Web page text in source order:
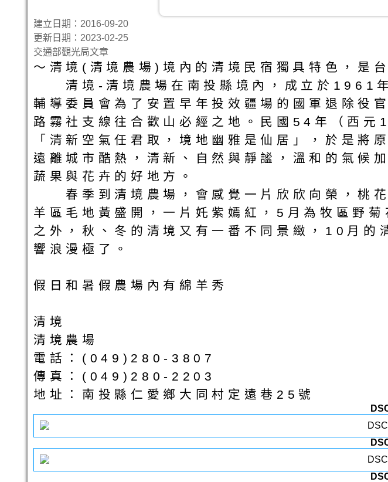
建立日期：2016-09-20
更新日期：2023-02-25
交通部觀光局文章
～清境(清境農場)境內的清境民宿獨具特色，
清境-清境農場在南投縣境內，成立於1961
輔導委員會為了安置早年投效疆場的國軍退除役
路霧社支線往合歡山必經之地。民國54年（西
「清新空氣任君取，境地幽雅是仙居」，於是將
遠離城市酷熱，清新、自然與靜謐，溫和的氣候
蔬果與花卉的好地方。
春季到清境農場，會感覺一片欣欣向榮，桃花
羊區毛地黃盛開，一片奼紫嫣紅，5月為牧區野
之外，秋、冬的清境又有一番不同景緻，10月的
響浪漫極了。
假日和暑假農場內有綿羊秀
清境
清境農場
電話：(049)280-3807
傳真：(049)280-2203
地址：南投縣仁愛鄉大同村定遠巷25號